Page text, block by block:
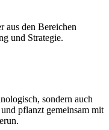
aus den Bereichen
und Strategie.
sondern auch
pflanzt gemeinsam mit